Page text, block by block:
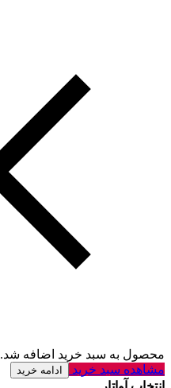
محصول به سبد خرید اضافه شد.
مشاهده سبد خرید
ادامه خرید